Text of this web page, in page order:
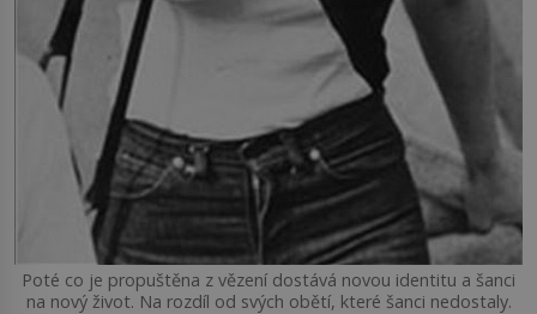
Poté co je propuštěna z vězení dostává novou identitu a šanci
na nový život. Na rozdíl od svých obětí, které šanci nedostaly.